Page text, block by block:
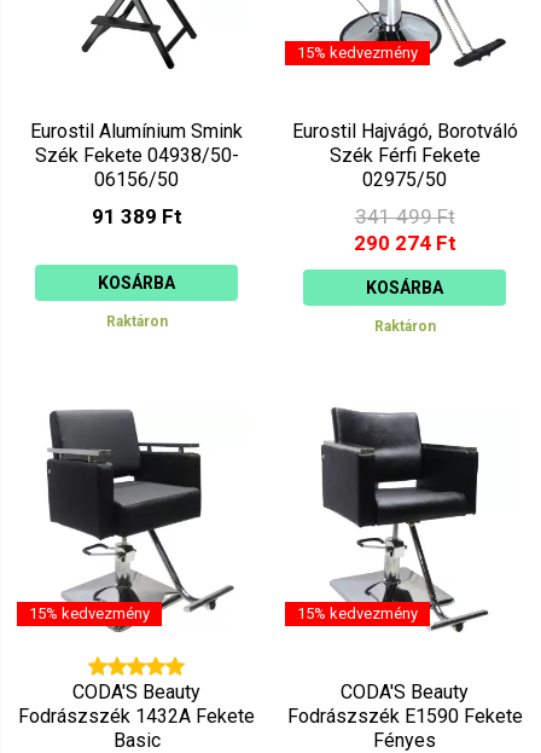
Eurostil Alumínium Smink
Szék Fekete 04938/50-
06156/50
91 389 Ft
KOSÁRBA
Raktáron
15% kedvezmény
Eurostil Hajvágó, Borotváló
Szék Férfi Fekete
02975/50
341 499 Ft
290 274 Ft
KOSÁRBA
Raktáron
15% kedvezmény
CODA'S Beauty
Fodrászszék 1432A Fekete
Basic
15% kedvezmény
CODA'S Beauty
Fodrászszék E1590 Fekete
Fényes